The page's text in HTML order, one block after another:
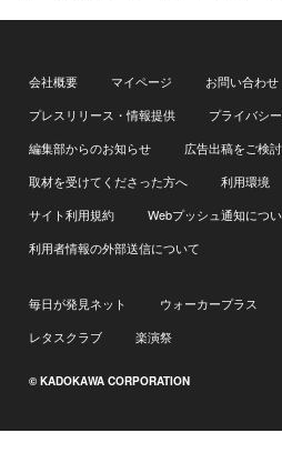
会社概要 マイページ
お問い合わせ
プレスリリース・情報提供
プライバシ
編集部からのお知らせ
広告出稿をご検
取材を受けてくださった方へ
利用環境
サイト利用規約
Webプッシュ通知につ
利用者情報の外部送信について
毎日が発見ネット ウォーカープラス
レタスクラブ
楽演祭
© KADOKAWA CORPORATION